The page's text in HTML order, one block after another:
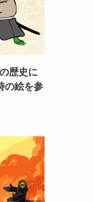
歴史に
の絵を参